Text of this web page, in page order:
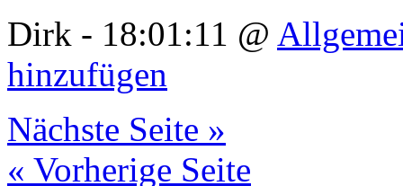
Dirk - 18:01:11 @
hinzufügen
Nächste Seite »
« Vorherige Seite